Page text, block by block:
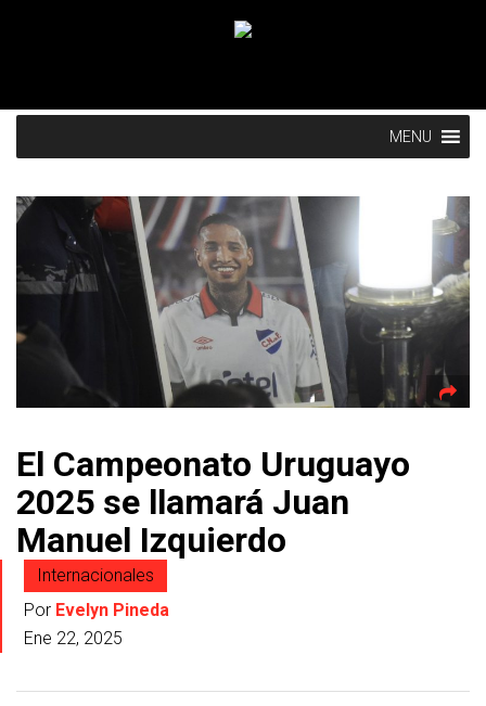
MENU
El Campeonato Uruguayo
2025 se llamará Juan
Manuel Izquierdo
Internacionales
Por Evelyn Pineda
Ene 22, 2025